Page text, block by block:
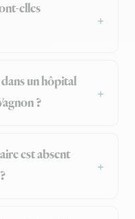
elles
un hôpital
?
est absent